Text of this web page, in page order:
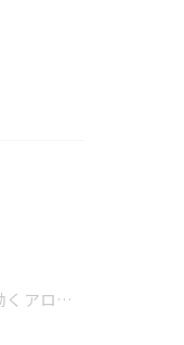
肩こり改善に効くアロマリンパの手技と効果